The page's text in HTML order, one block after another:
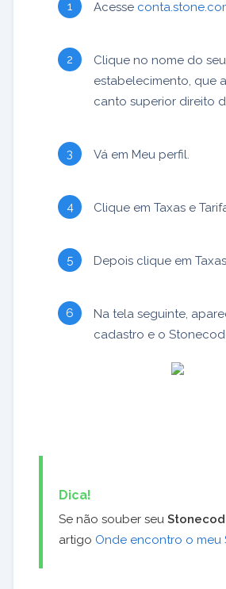
Acesse
Clique no nome do seu
estabelecimento, que
canto superior direito
Vá em Meu perfil.
Clique em Taxas e
Depois clique em
Na tela seguinte,
cadastro e o
Dica!
Se não souber seu
artigo Onde encontro o meu